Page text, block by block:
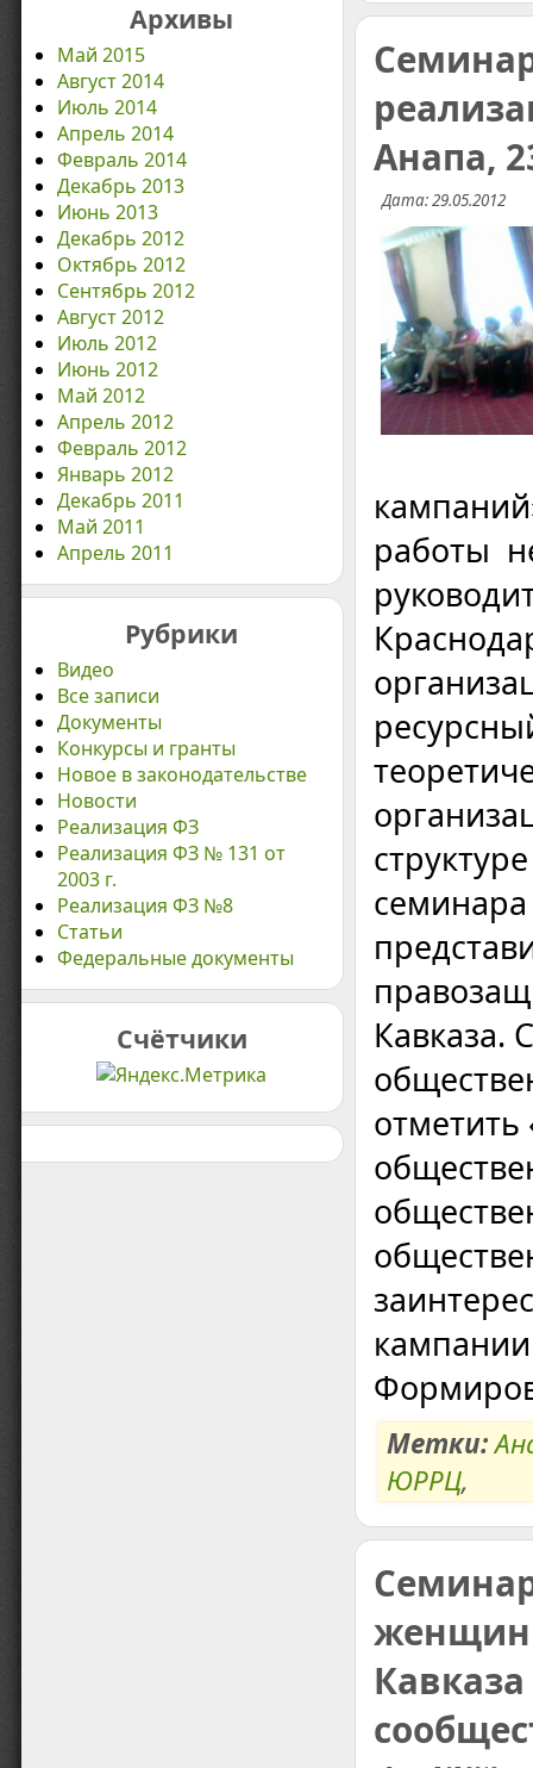
Архивы
Май 2015
Август 2014
Июль 2014
Апрель 2014
Февраль 2014
Декабрь 2013
Июнь 2013
Декабрь 2012
Октябрь 2012
Сентябрь 2012
Август 2012
Июль 2012
Июнь 2012
Май 2012
Апрель 2012
Февраль 2012
Январь 2012
Декабрь 2011
Май 2011
Апрель 2011
Рубрики
Видео
Все записи
Документы
Конкурсы и гранты
Новое в законодательстве
Новости
Реализация ФЗ
Реализация ФЗ № 131 от
2003 г.
Реализация ФЗ №8
Статьи
Федеральные документы
Счётчики
Анапа,
Дата: 29.05.2012
работы
Кавказа.
Метки:
ЮРРЦ,
женщин